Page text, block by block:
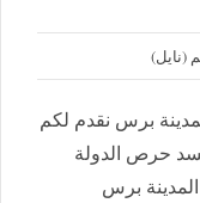
(نايل)
برس نقدم لكم
حرص الدولة
برس